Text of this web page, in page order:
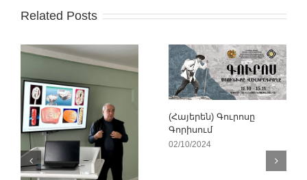
Related Posts
(Հայերեն) Գուրոսը
Գորիսում
02/10/2024